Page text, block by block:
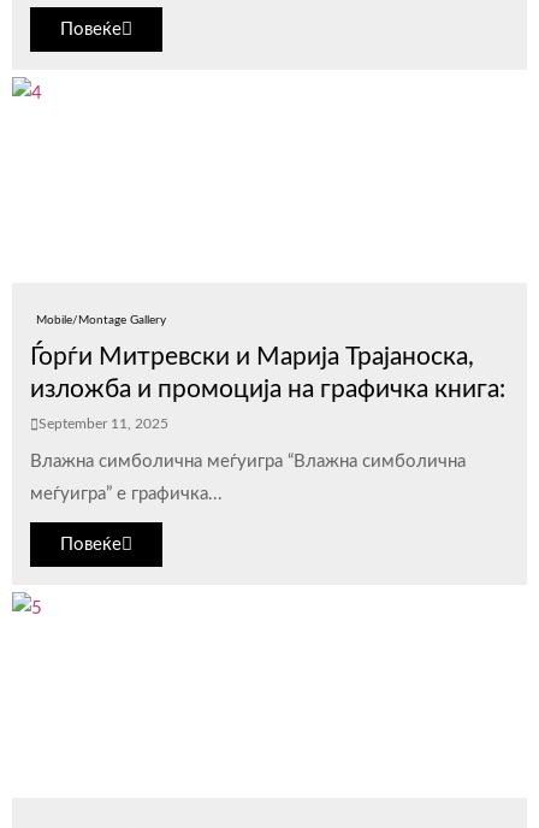
Повеќе
Mobile/Montage Gallery
Ѓорѓи Митревски и Марија Трајаноска,
изложба и промоција на графичка книга:
September 11, 2025
Влажна симболична меѓуигра “Влажна симболична
меѓуигра” е графичка...
Повеќе